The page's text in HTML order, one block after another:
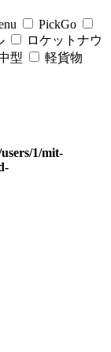
PickGo
ロケットナウ
型 軽貨物
1/mit-